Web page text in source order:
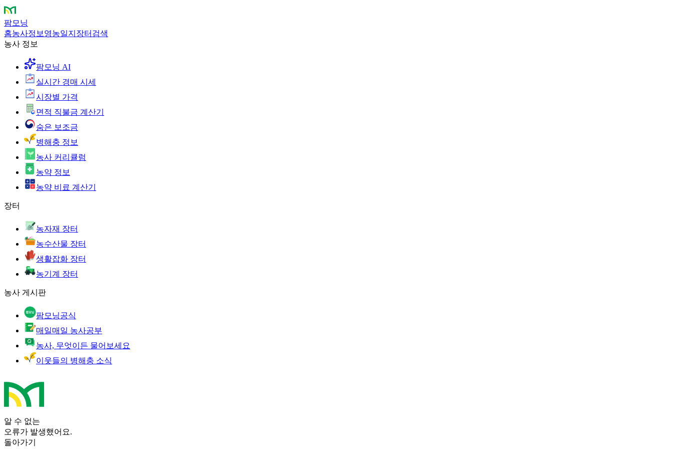
팜모닝
홈농사정보 영농일지 장터 검색
농사 정보
팜모닝 AI
실시간 경매 시세
시장별 가격
면적 직불금 계산기
숨은 보조금
병해충 정보
농사 커리큘럼
농약 정보
농약 비료 계산기
장터
농자재 장터
농수산물 장터
생활잡화 장터
농기계 장터
농사 게시판
팜모닝공식
매일매일 농사공부
농사, 무엇이든 물어보세요
이웃들의 병해충 소식
알 수 없는
오류가 발생했어요.
돌아가기